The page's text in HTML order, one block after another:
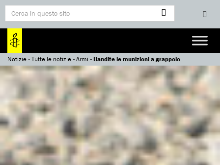
Notizie»Tutte le notizie»Armi »Bandite le munizioni a grappolo